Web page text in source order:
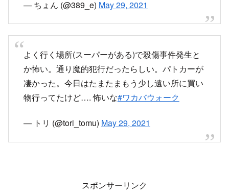
丁度通りすがりのおばさんが刺された人がいるか
ら戻った方がいいって教えてくれた…さっきいた
場所…危なかった
— ちょん (@389_e)May 29, 2021
よく行く場所(スーパーがある)で殺傷事件発生と
— トリ (@tori_tomu)May 29, 2021